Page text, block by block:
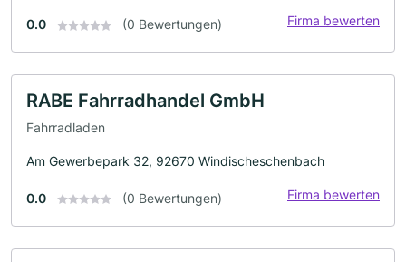
0.0 (0 Bewertungen) Firma bewerten
RABE Fahrradhandel GmbH
Fahrradladen
Am Gewerbepark 32, 92670 Windischeschenbach
0.0 (0 Bewertungen) Firma bewerten